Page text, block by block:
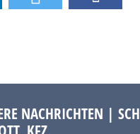
NACHRICHTEN |